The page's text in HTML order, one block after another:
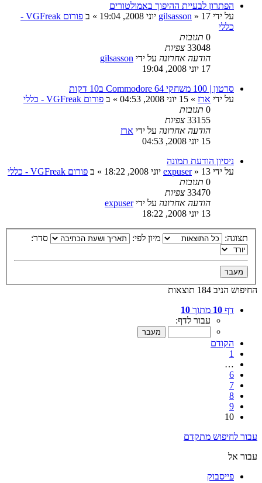
הפתרון לבעיית ההיפוך באמולטורים
על ידי
gilsasson » 17 יוני 2008, 19:04 » ב
פורום VGFreak -
כללי
0 תגובות
33048 צפיות
הודעה אחרונה על ידי gilsasson
17 יוני 2008, 19:04
סרטון | 100 משחקי Commodore 64 ב10 דקות
על ידי ארז » 15 יוני 2008, 04:53 » ב פורום VGFreak - כללי
0 תגובות
33155 צפיות
הודעה אחרונה על ידי ארז
15 יוני 2008, 04:53
ניסיון הודעת תמונה
על ידי
expuser» 13 יוני 2008, 18:22 » ב פורום VGFreak - כללי
0 תגובות
33470 צפיות
הודעה אחרונה על ידיexpuser
13 יוני 2008, 18:22
תצוגה: מיון לפי: סדר:
החיפוש הניב 184 תוצאות
דף 10 מתוך 10
עבור לדף:
הקודם
1
…
6
7
8
9
10
עבור לחיפוש מתקדם
עבור אל
פייסבוק